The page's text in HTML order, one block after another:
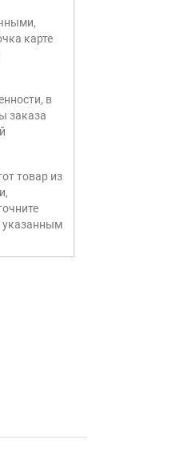
карте
в
заказа
товар из
указанным